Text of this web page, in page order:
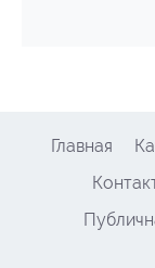
Главная